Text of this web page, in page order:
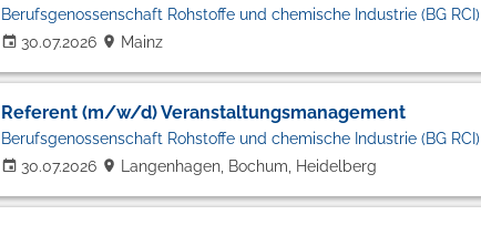
30.07.2026
Berufsgenossenschaft Rohstoffe und chemische Industrie (BG RCI)
Mainz
Referent (m/w/d) Veranstaltungsmanagement
30.07.2026
Berufsgenossenschaft Rohstoffe und chemische Industrie (BG RCI)
Langenhagen, Bochum, Heidelberg